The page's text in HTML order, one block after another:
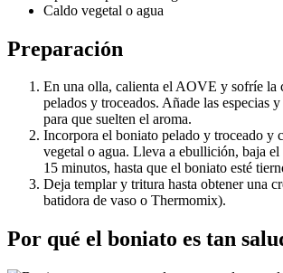
Caldo vegetal o agua
Preparación
En una olla, calienta el AOVE y sofríe la
pelados y troceados. Añade las especias
para que suelten el aroma.
Incorpora el boniato pelado y troceado y
vegetal o agua. Lleva a ebullición, baja
15 minutos, hasta que el boniato esté
Deja templar y tritura hasta obtener una
batidora de vaso o Thermomix).
Por qué el boniato es tan